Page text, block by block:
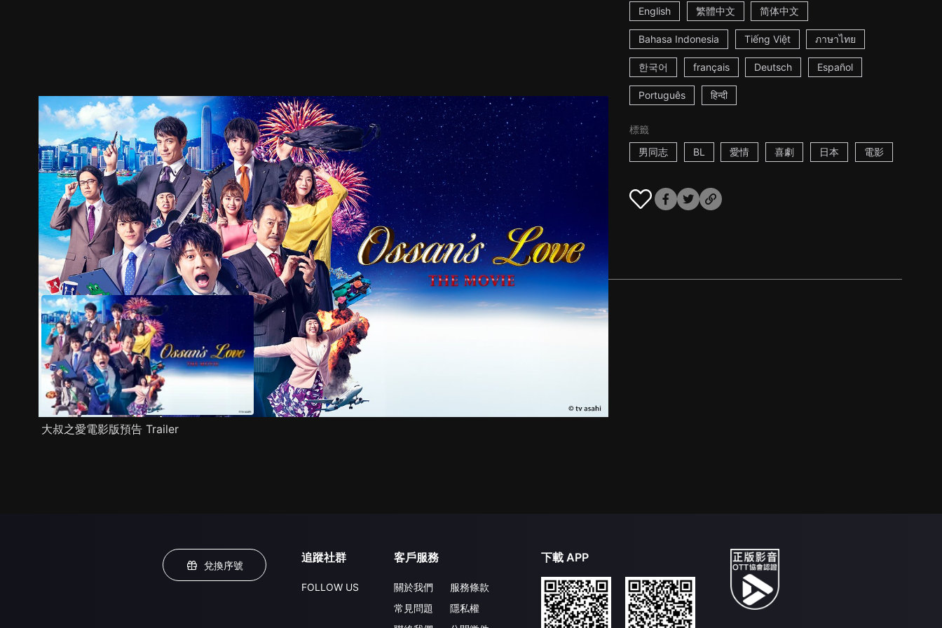
English 繁體中文 简体中文
Bahasa Indonesia Tiếng Việt ภาษาไทย
한국어 français Deutsch Español
Português हिन्दी
標籤
男同志
BL 愛情 喜劇 日本 電影
預告 劇照 推薦影片 劇情介紹
大叔之愛電影版預告 Trailer
兌換序號
追蹤社群
FOLLOW US
客戶服務
關於我們
常見問題
服務條款
隱私權
下載 APP